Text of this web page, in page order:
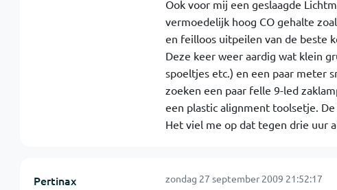
Ook voor mij een geslaagde
vermoedelijk hoog CO gehalte
en feilloos uitpeilen van de beste
Deze keer weer aardig wat klein
spoeltjes etc.) en een paar meter
zoeken een paar felle 9-led
een plastic alignment toolsetje.
Het viel me op dat tegen drie uur
Pertinax zondag 27 september 2009 21:52:17